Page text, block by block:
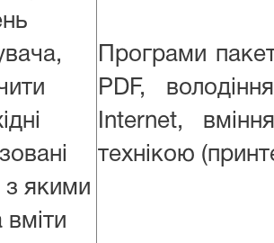
з якими
вміти
Програми
PDF,
Internet,
технікою